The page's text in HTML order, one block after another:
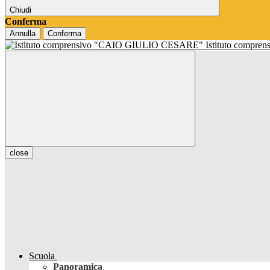
Chiudi
Conferma
Annulla Conferma
Istituto
close
Scuola
Panoramica